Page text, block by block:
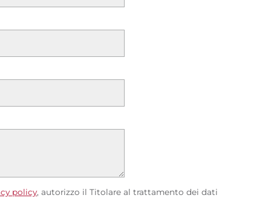
policy, autorizzo il Titolare al trattamento dei dati